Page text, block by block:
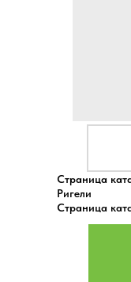
Страница
Ригели
Страница